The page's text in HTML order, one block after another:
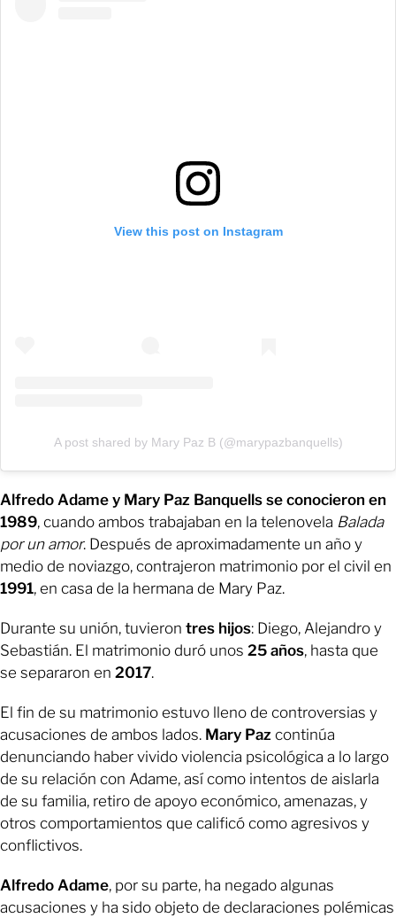
View this post on Instagram
A post shared by Mary Paz B (@marypazbanquells)
Alfredo Adame y Mary Paz Banquells se conocieron en
1989, cuando ambos trabajaban en la telenovela Balada
por un amor. Después de aproximadamente un año y
medio de noviazgo, contrajeron matrimonio por el civil en
1991, en casa de la hermana de Mary Paz.
Durante su unión, tuvieron tres hijos: Diego, Alejandro y
Sebastián. El matrimonio duró unos 25 años, hasta que
se separaron en 2017.
El fin de su matrimonio estuvo lleno de controversias y
acusaciones de ambos lados. Mary Paz continúa
denunciando haber vivido violencia psicológica a lo largo
de su relación con Adame, así como intentos de aislarla
de su familia, retiro de apoyo económico, amenazas, y
otros comportamientos que calificó como agresivos y
conflictivos.
Alfredo Adame, por su parte, ha negado algunas
acusaciones y ha sido objeto de declaraciones polémicas